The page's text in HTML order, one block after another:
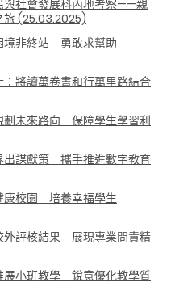
與社會發展科內地考察——親
旅(25.03.2025)
境非終站 勇敢求幫助
將讀萬卷書和行萬里路結合
劃未來路向 保障學生學習利
出謀獻策 攜手推進數字教育
康校園 培養幸福學生
外評核結果 展現專業問責精
展小班教學 銳意優化教學質